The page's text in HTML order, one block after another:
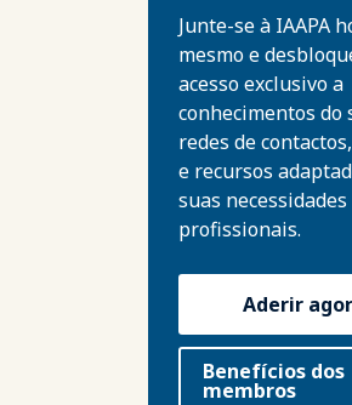
Junte-se à IAAPA
mesmo e
acesso exclusivo a
conhecimentos do
redes de
e recursos
suas necessidades
profissionais.
Aderir
Benefícios dos
membros